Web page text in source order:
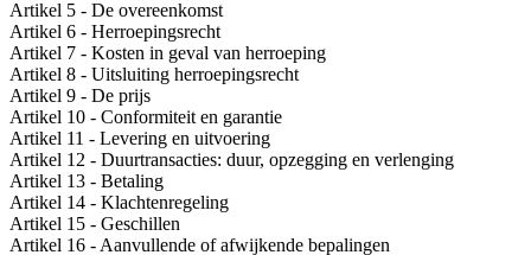
Artikel 5 - De overeenkomst
Artikel 6 - Herroepingsrecht
Artikel 7 - Kosten in geval van herroeping
Artikel 8 - Uitsluiting herroepingsrecht
Artikel 9 - De prijs
Artikel 10 - Conformiteit en garantie
Artikel 11 - Levering en uitvoering
Artikel 12 - Duurtransacties: duur, opzegging en verlenging
Artikel 13 - Betaling
Artikel 14 - Klachtenregeling
Artikel 15 - Geschillen
Artikel 16 - Aanvullende of afwijkende bepalingen